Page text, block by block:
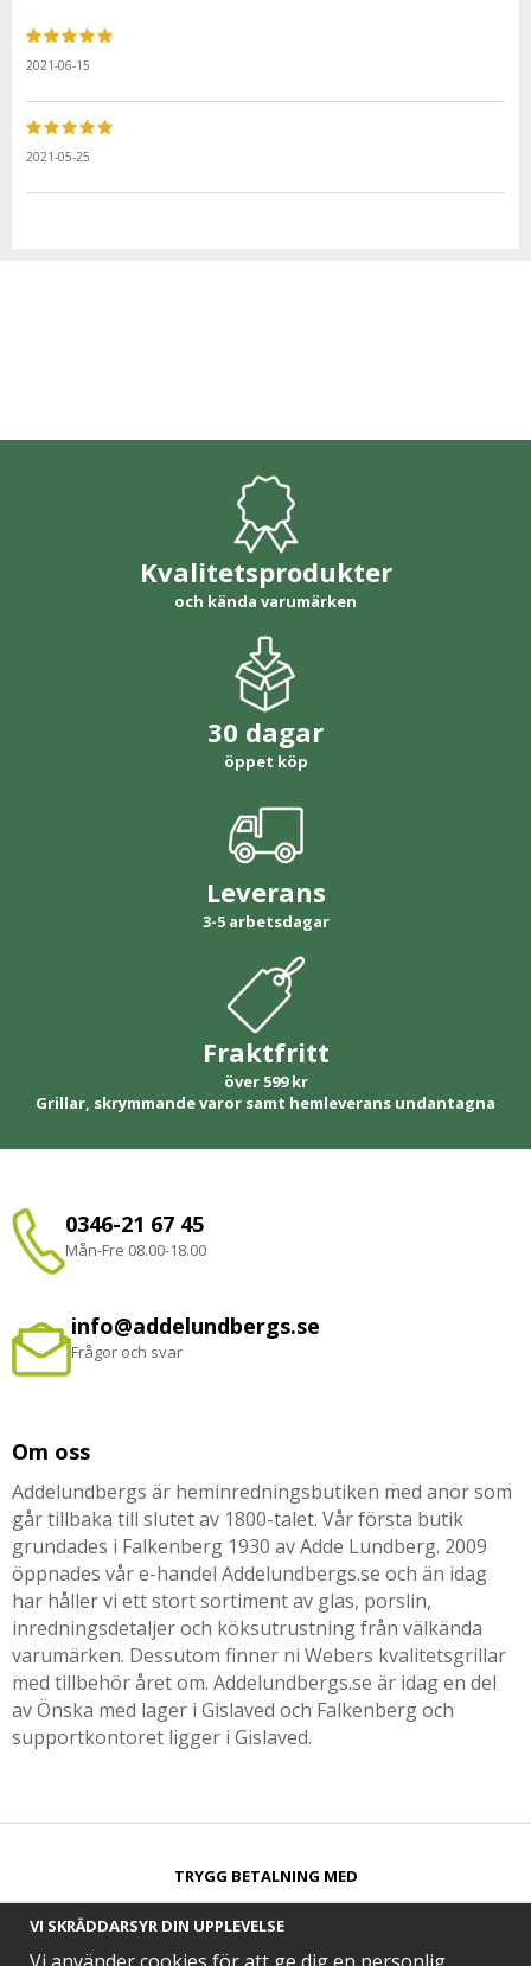
2021-06-15
2021-05-25
Kvalitetsprodukter
och kända varumärken
30 dagar
öppet köp
Leverans
3-5 arbetsdagar
Fraktfritt
över 599 kr
Grillar, skrymmande varor samt hemleverans undantagna
0346-21 67 45
Mån-Fre 08.00-18.00
info@addelundbergs.se
Frågor och svar
Om oss
Addelundbergs är heminredningsbutiken med anor som
går tillbaka till slutet av 1800-talet. Vår första butik
grundades i Falkenberg 1930 av Adde Lundberg. 2009
öppnades vår e-handel Addelundbergs.se och än idag
har håller vi ett stort sortiment av glas, porslin,
inredningsdetaljer och köksutrustning från välkända
varumärken. Dessutom finner ni Webers kvalitetsgrillar
med tillbehör året om. Addelundbergs.se är idag en del
av Önska med lager i Gislaved och Falkenberg och
supportkontoret ligger i Gislaved.
TRYGG BETALNING MED​
VI SKRÄDDARSYR DIN UPPLEVELSE